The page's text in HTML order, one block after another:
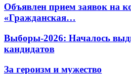
Объявлен прием заявок на
«Гражданская…
Выборы-2026: Началось
кандидатов
За героизм и мужество